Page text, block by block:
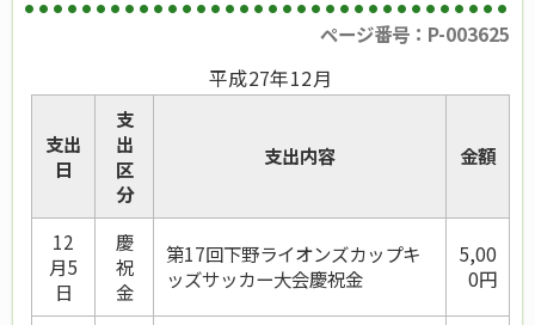
ページ番号：P-003625
平成27年12月
支出
日
支
出
区
分
支出内容 金額
12
月5
日
慶
祝
金
第17回下野ライオンズカップキ
ッズサッカー大会慶祝金
5,00
0円